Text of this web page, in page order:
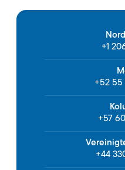
+1
+52
+57
+44